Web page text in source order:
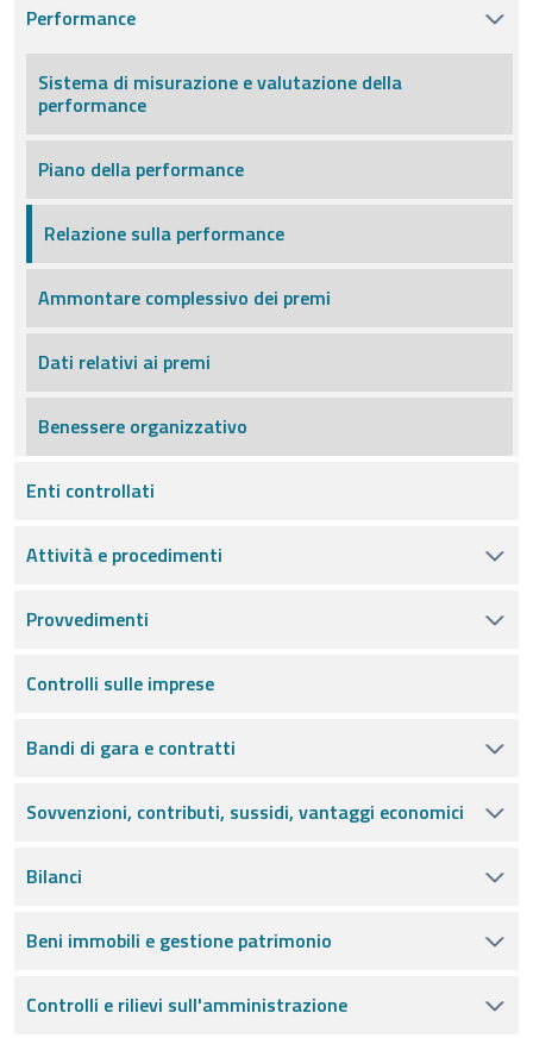
Performance
Sistema di misurazione e valutazione della
performance
Piano della performance
Relazione sulla performance
Ammontare complessivo dei premi
Dati relativi ai premi
Benessere organizzativo
Enti controllati
Attività e procedimenti
Provvedimenti
Controlli sulle imprese
Bandi di gara e contratti
Sovvenzioni, contributi, sussidi, vantaggi economici
Bilanci
Beni immobili e gestione patrimonio
Controlli e rilievi sull'amministrazione